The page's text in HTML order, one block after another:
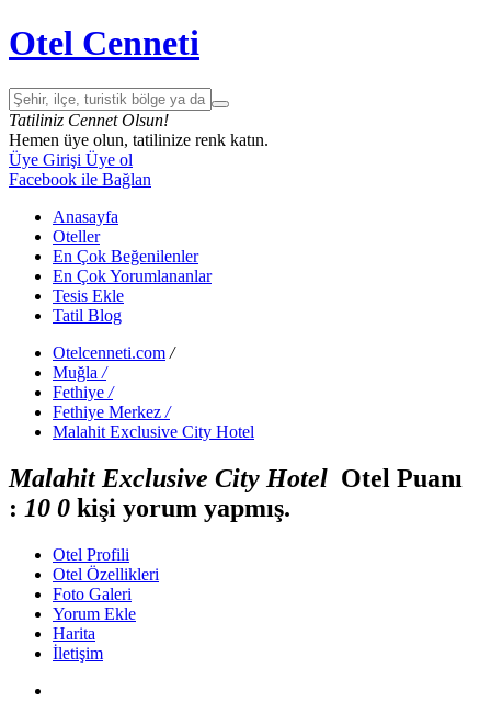
Otel Cenneti
Tatiliniz Cennet Olsun!
Hemen üye olun, tatilinize renk katın.
Üye Girişi Üye ol
Facebook ile Bağlan
Anasayfa
Oteller
En Çok Beğenilenler
En Çok Yorumlananlar
Tesis Ekle
Tatil Blog
Otelcenneti.com /
Muğla /
Fethiye /
Fethiye Merkez /
Malahit Exclusive City Hotel
Malahit Exclusive City Hotel Otel Puanı
: 10 0 kişi yorum yapmış.
Otel Profili
Otel Özellikleri
Foto Galeri
Yorum Ekle
Harita
İletişim